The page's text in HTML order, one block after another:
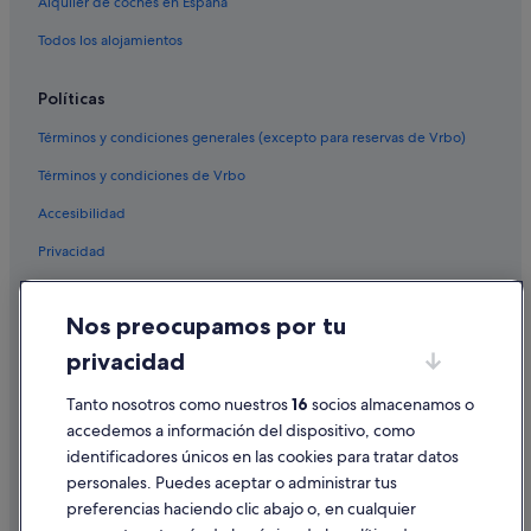
Todos los alojamientos
Políticas
Términos y condiciones generales (excepto para reservas de Vrbo)
Términos y condiciones de Vrbo
Accesibilidad
Privacidad
Condiciones de uso
Información legal/contacto
Pautas sobre el contenido y cómo denunciar contenido
Ayuda
Nos preocupamos por tu
privacidad
Tanto nosotros como nuestros16 socios almacenamos o
accedemos a información del dispositivo, como
identificadores únicos en las cookies para tratar datos
personales. Puedes aceptar o administrar tus
preferencias haciendo clic abajo o, en cualquier